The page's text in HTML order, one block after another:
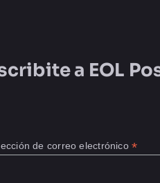
a EOL
de correo electrónico*